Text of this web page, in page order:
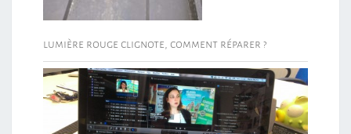
lumière rouge clignote, comment réparer ?